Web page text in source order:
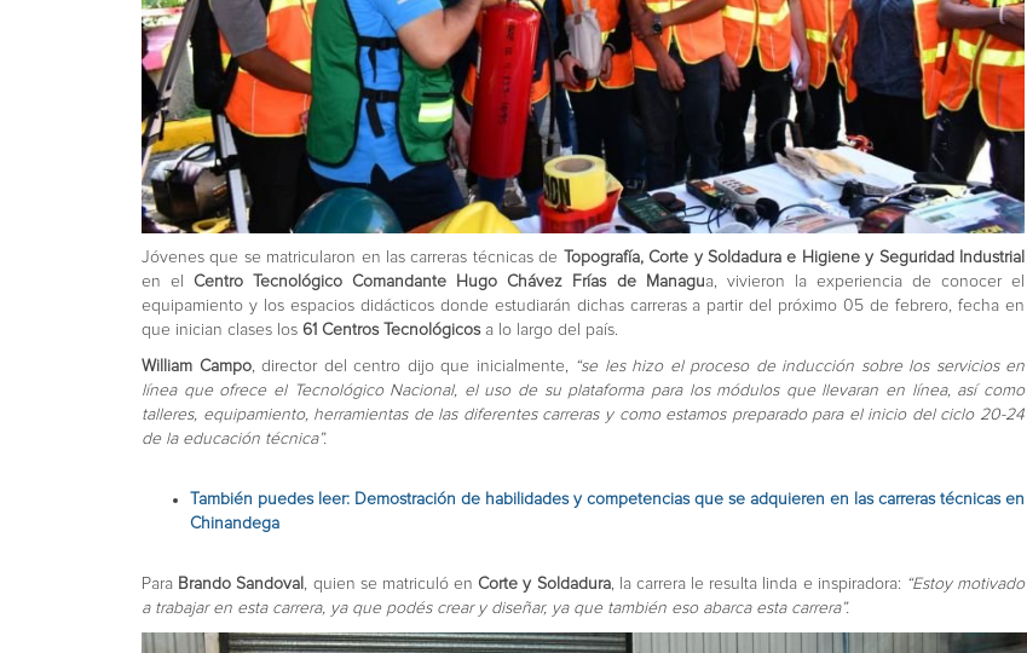
Jóvenes que se matricularon en las carreras técnicas de
Topografía, Corte y Soldadura e Higiene y Seguridad Industrial
en elCentro Tecnológico Comandante Hugo Chávez Frías de Managua, vivieron la experiencia de conocer el
equipamiento y los espacios didácticos donde estudiarán dichas carreras a partir del próximo 05 de febrero, fecha en
que inician clases los 61 Centros Tecnológicosa lo largo del país.
William Campo, director del centro dijo que inicialmente, “se les hizo el proceso de inducción sobre los servicios en
línea que ofrece el Tecnológico Nacional, el uso de su plataforma para los módulos que llevaran en línea, así como
talleres, equipamiento, herramientas de las diferentes carreras y como estamos preparado para el inicio del ciclo 20-24
de la educación técnica”.
También puedes leer: Demostración de habilidades y competencias que se adquieren en las carreras técnicas en
Chinandega
Para Brando Sandoval , quien se matriculó enCorte y Soldadura, la carrera le resulta linda e inspiradora: “Estoy motivado
a trabajar en esta carrera, ya que podés crear y diseñar, ya que también eso abarca esta carrera”.